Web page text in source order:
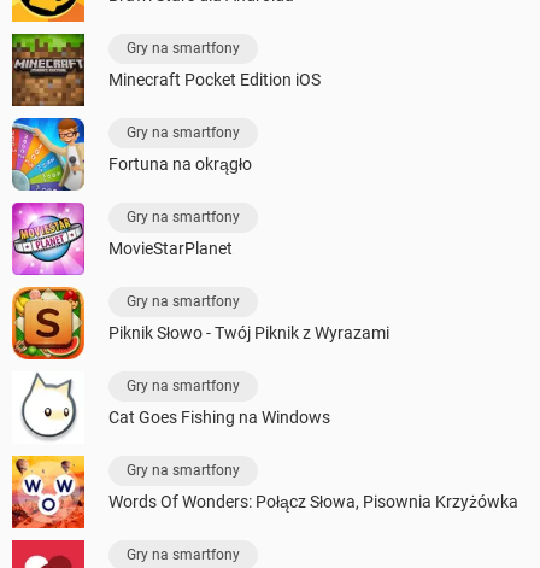
Gry na smartfony
Minecraft Pocket Edition iOS
Gry na smartfony
Fortuna na okrągło
Gry na smartfony
MovieStarPlanet
Gry na smartfony
Piknik Słowo - Twój Piknik z Wyrazami
Gry na smartfony
Cat Goes Fishing na Windows
Gry na smartfony
Words Of Wonders: Połącz Słowa, Pisownia Krzyżówka
Gry na smartfony